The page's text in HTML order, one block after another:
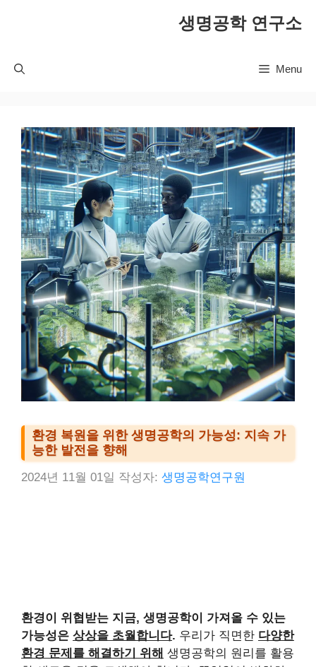
생명공학 연구소
Menu
환경 복원을 위한 생명공학의 가능성: 지속 가
능한 발전을 향해
2024년 11월 01일 작성자: 생명공학연구원
환경이 위협받는 지금, 생명공학이 가져올 수 있는
가능성은 상상을 초월합니다. 우리가 직면한 다양한
환경 문제를 해결하기 위해 생명공학의 원리를 활용